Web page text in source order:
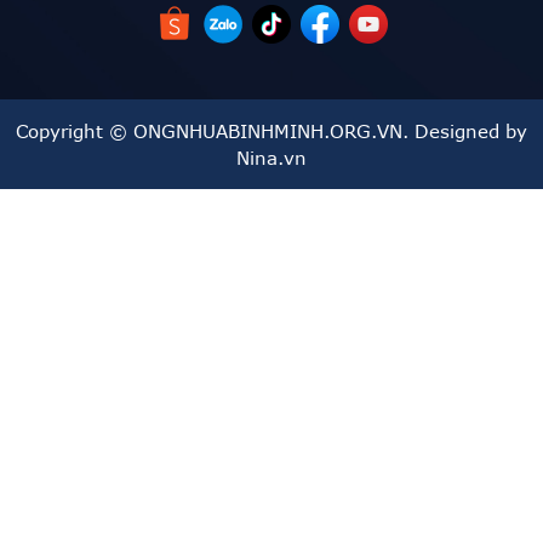
3. Thông số kỹ thuật của Ống Nhựa Trơn HDPE Đệ Nhất
Copyright © ONGNHUABINHMINH.ORG.VN. Designed by
Nina.vn